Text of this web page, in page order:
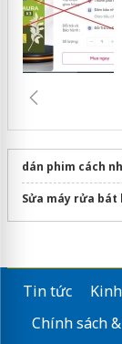
dán phim cách
Sửa máy rửa bát
Tin tức
Chính sách